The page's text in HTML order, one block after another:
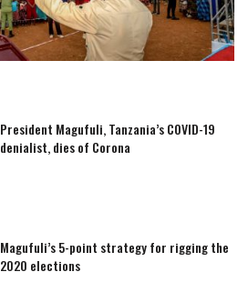
President Magufuli, Tanzania’s COVID-19
denialist, dies of Corona
Magufuli’s 5-point strategy for rigging the
2020 elections